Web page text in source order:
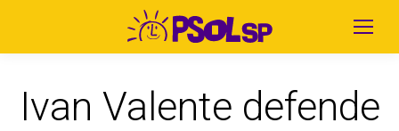
Ivan Valente defende